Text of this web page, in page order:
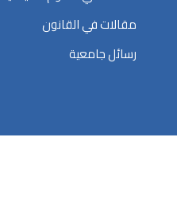
مقالات في القانون
رسائل جامعية